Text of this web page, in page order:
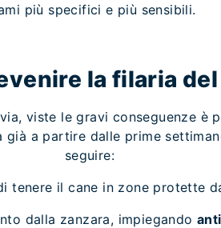
più specifici e più sensibili.
la filaria
viste le gravi conseguenze è
già a partire dalle prime
seguire:
tenere il cane in zone protette
dalla zanzara, impiegando